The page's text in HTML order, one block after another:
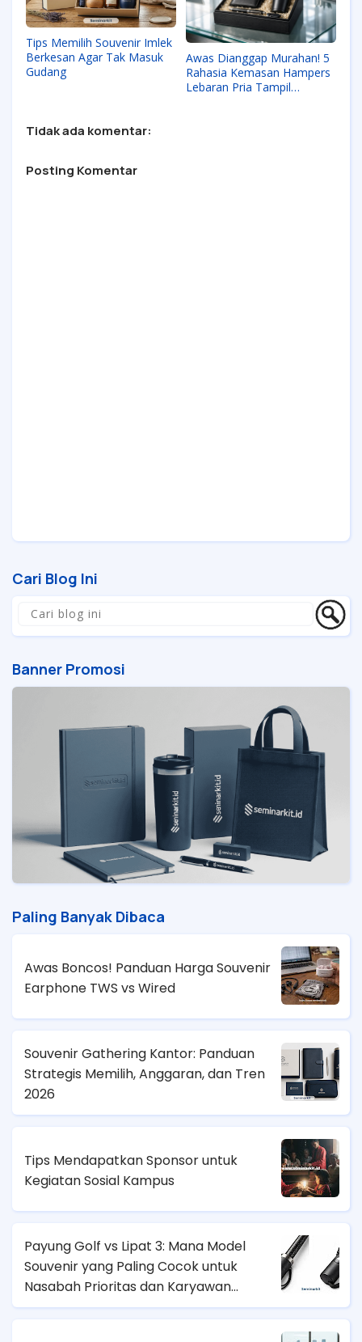
Tips Memilih Souvenir Imlek
Berkesan Agar Tak Masuk
Gudang
Awas Dianggap Murahan! 5
Rahasia Kemasan Hampers
Lebaran Pria Tampil
Tidak ada komentar:
Posting Komentar
Cari Blog Ini
Banner Promosi
Paling Banyak Dibaca
Awas Boncos! Panduan Harga Souvenir
Earphone TWS vs Wired
Souvenir Gathering Kantor: Panduan
Strategis Memilih, Anggaran, dan Tren
2026
Tips Mendapatkan Sponsor untuk
Kegiatan Sosial Kampus
Payung Golf vs Lipat 3: Mana Model
Souvenir yang Paling Cocok untuk
Nasabah Prioritas dan Karyawan
Lapangan?